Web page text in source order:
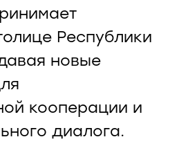
Республики
новые
кооперации и
диалога.